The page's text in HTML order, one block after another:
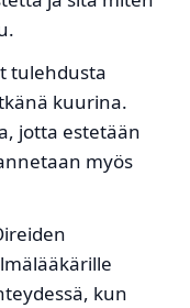
tulehdusta
kuurina.
jotta estetään
myös
kun